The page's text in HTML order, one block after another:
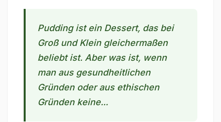
Pudding ist ein Dessert, das bei
Groß und Klein gleichermaßen
beliebt ist. Aber was ist, wenn
man aus gesundheitlichen
Gründen oder aus ethischen
Gründen keine...